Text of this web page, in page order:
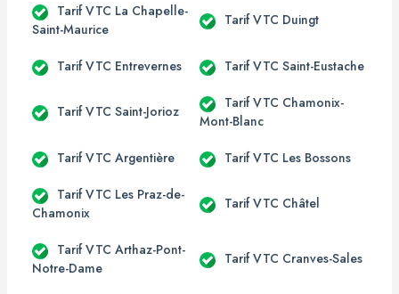
Tarif VTC La Chapelle-
Saint-Maurice
Tarif VTC Duingt
Tarif VTC Entrevernes Tarif VTC Saint-Eustache
Tarif VTC Saint-Jorioz
Tarif VTC Chamonix-
Mont-Blanc
Tarif VTC Argentière Tarif VTC Les Bossons
Tarif VTC Les Praz-de-
Chamonix
Tarif VTC Châtel
Tarif VTC Arthaz-Pont-
Notre-Dame
Tarif VTC Cranves-Sales